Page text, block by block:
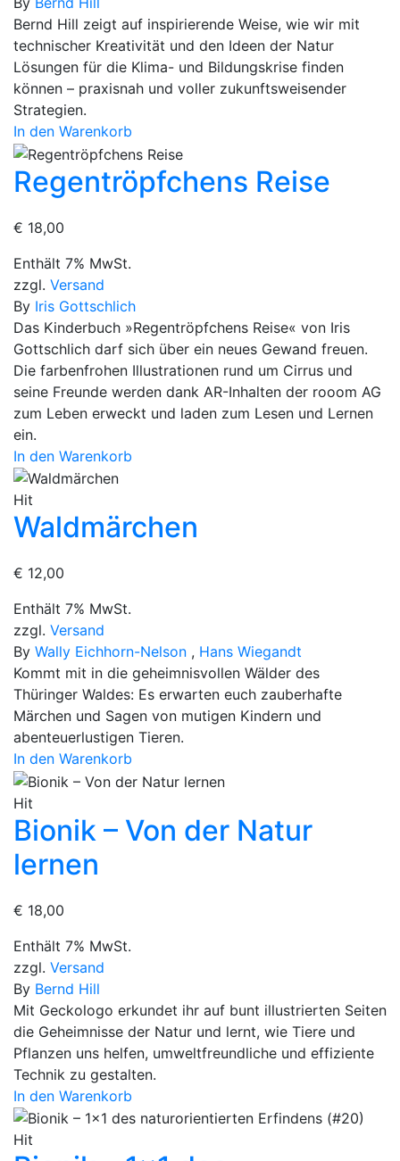
Bernd Hill zeigt auf inspirierende Weise, wie wir mit
technischer Kreativität und den Ideen der Natur
Lösungen für die Klima- und Bildungskrise finden
können – praxisnah und voller zukunftsweisender
Strategien.
In den Warenkorb
Regentröpfchens Reise
€ 18,00
Enthält 7% MwSt.
zzgl. Versand
By Iris Gottschlich
Das Kinderbuch »Regentröpfchens Reise« von Iris
Gottschlich darf sich über ein neues Gewand freuen.
Die farbenfrohen Illustrationen rund um Cirrus und
seine Freunde werden dank AR-Inhalten der rooom AG
zum Leben erweckt und laden zum Lesen und Lernen
ein.
In den Warenkorb
Hit
Waldmärchen
€ 12,00
Enthält 7% MwSt.
zzgl. Versand
By Wally Eichhorn-Nelson , Hans Wiegandt
Kommt mit in die geheimnisvollen Wälder des
Thüringer Waldes: Es erwarten euch zauberhafte
Märchen und Sagen von mutigen Kindern und
abenteuerlustigen Tieren.
In den Warenkorb
Hit
Bionik – Von der Natur
lernen
€ 18,00
Enthält 7% MwSt.
zzgl. Versand
By Bernd Hill
Mit Geckologo erkundet ihr auf bunt illustrierten Seiten
die Geheimnisse der Natur und lernt, wie Tiere und
Pflanzen uns helfen, umweltfreundliche und effiziente
Technik zu gestalten.
In den Warenkorb
Hit